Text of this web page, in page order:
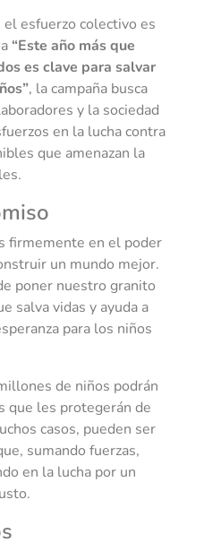
el esfuerzo colectivo es
“Este año más que
es clave para salvar
, la campaña busca
y la sociedad
en la lucha contra
que amenazan la
firmemente en el poder
un mundo mejor.
poner nuestro granito
salva vidas y ayuda a
para los niños
de niños podrán
que les protegerán de
casos, pueden ser
sumando fuerzas,
en la lucha por un